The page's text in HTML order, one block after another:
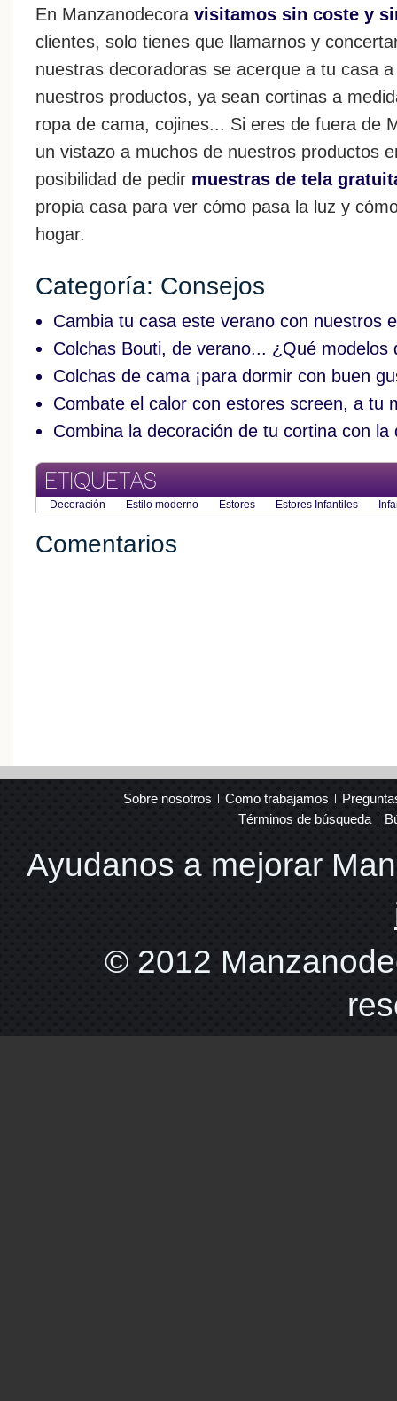
En Manzanodecora visitamos sin coste y
clientes, solo tienes que llamarnos y
nuestras decoradoras se acerque a tu casa
nuestros productos, ya sean cortinas a
ropa de cama, cojines... Si eres de fuera de
un vistazo a muchos de nuestros productos
posibilidad de pedir muestras de tela
propia casa para ver cómo pasa la luz y
hogar.
Categoría: Consejos
Cambia tu casa este verano con nuestros
Colchas Bouti, de verano... ¿Qué modelos
Colchas de cama ¡para dormir con buen
Combate el calor con estores screen, a tu
Combina la decoración de tu cortina con la
ETIQUETAS
Decoración Estilo moderno Estores Estores Infantiles
Comentarios
Sobre nosotros Como trabajamos
Términos de búsqueda
Ayudanos a mejorar
© 2012